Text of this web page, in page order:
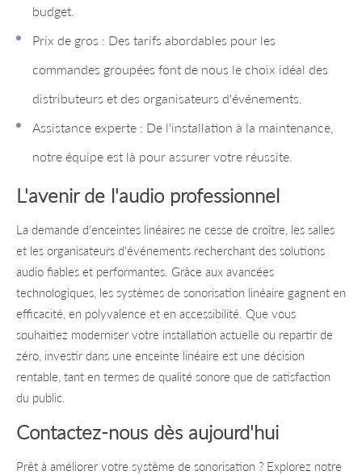
budget.
Prix de gros : Des tarifs abordables pour les
commandes groupées font de nous le choix idéal des
distributeurs et des organisateurs d'événements.
Assistance experte : De l'installation à la maintenance,
notre équipe est là pour assurer votre réussite.
L'avenir de l'audio professionnel
La demande d'enceintes linéaires ne cesse de croître, les salles
et les organisateurs d'événements recherchant des solutions
audio fiables et performantes. Grâce aux avancées
technologiques, les systèmes de sonorisation linéaire gagnent en
efficacité, en polyvalence et en accessibilité. Que vous
souhaitiez moderniser votre installation actuelle ou repartir de
zéro, investir dans une enceinte linéaire est une décision
rentable, tant en termes de qualité sonore que de satisfaction
du public.
Contactez-nous dès aujourd'hui
Prêt à améliorer votre système de sonorisation ? Explorez notre